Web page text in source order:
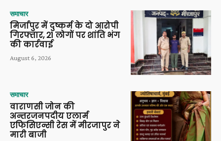
समाचार
मिर्जापुर में दुष्कर्म के दो आरोपी
गिरफ्तार, 21 लोगों पर शांति भंग
की कार्रवाई
August 6, 2026
समाचार
वाराणसी जोन की
अन्तरजनपदीय एलार्म
एफिसिएन्सी रेस में मीरजापुर ने
मारी बाजी